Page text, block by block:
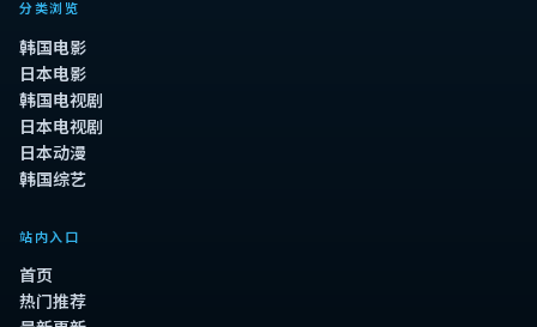
分类浏览
韩国电影
日本电影
韩国电视剧
日本电视剧
日本动漫
韩国综艺
站内入口
首页
热门推荐